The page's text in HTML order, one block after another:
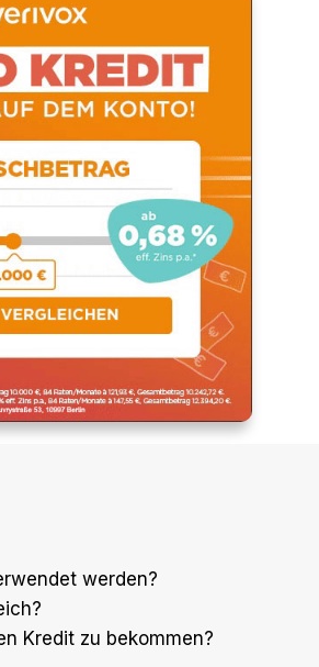
werden?
Kredit zu bekommen?